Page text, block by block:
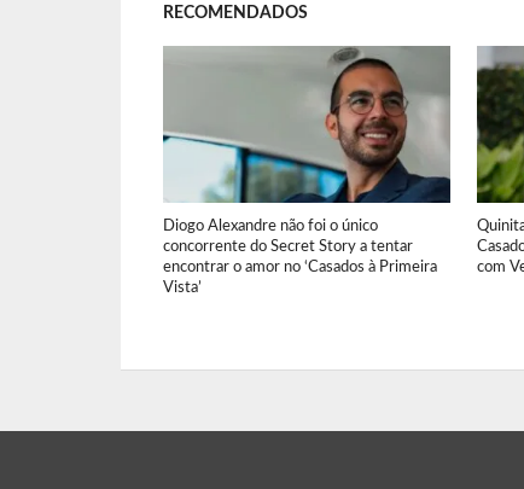
RECOMENDADOS
Diogo Alexandre não foi o único
concorrente do Secret Story a tentar
encontrar o amor no ‘Casados à Primeira
Vista’
com